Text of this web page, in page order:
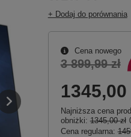
+ Dodaj do porównania
Cena nowego
3 899,99 zł
1345,00
Najniższa cena
obniżki:1345,00 zł
Cena regularna: